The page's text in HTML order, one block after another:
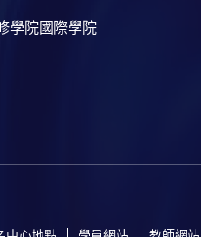
學院國際學院